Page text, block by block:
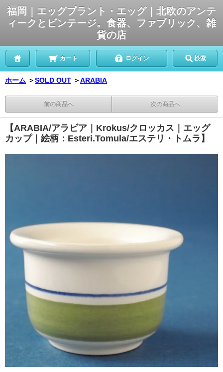
福岡｜エッグプラント・エッグ｜北欧のアンテ
ィークとビンテージ。食器、ファブリック、雑
貨の店
カート ログイン 検索
ホーム ＞SOLD OUT ＞ARABIA
前の商品へ 次の商品へ
【ARABIA/アラビア｜Krokus/クロッカス｜エッグ
カップ｜絵柄：Esteri.Tomula/エステリ・トムラ】